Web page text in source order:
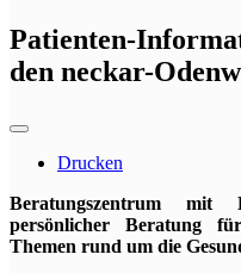
Patienten-
den neckar-
Drucken
Beratungszentrum
persönlicher Beratung
Themen rund um die